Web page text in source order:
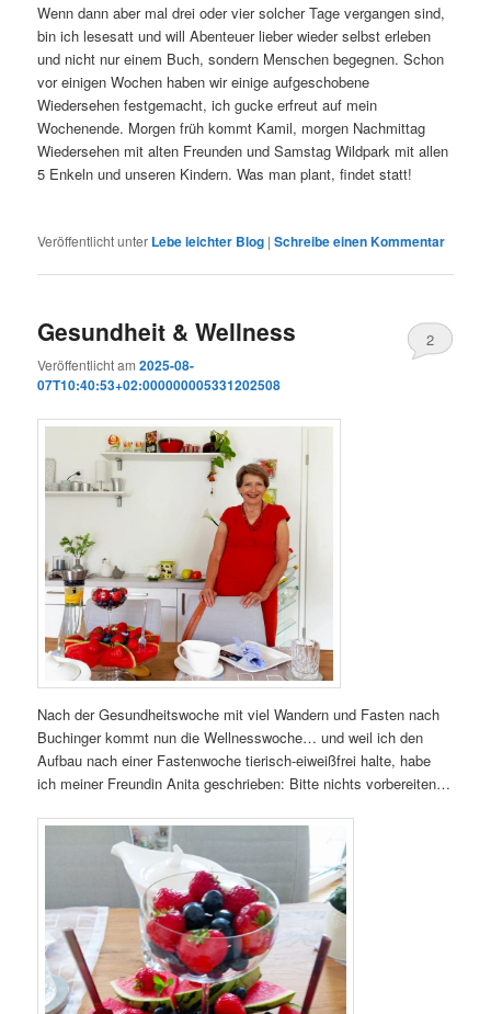
Wenn dann aber mal drei oder vier solcher Tage vergangen sind,
bin ich lesesatt und will Abenteuer lieber wieder selbst erleben
und nicht nur einem Buch, sondern Menschen begegnen. Schon
vor einigen Wochen haben wir einige aufgeschobene
Wiedersehen festgemacht, ich gucke erfreut auf mein
Wochenende. Morgen früh kommt Kamil, morgen Nachmittag
Wiedersehen mit alten Freunden und Samstag Wildpark mit allen
5 Enkeln und unseren Kindern. Was man plant, findet statt!
Veröffentlicht unter Lebe leichter Blog |Schreibe einen Kommentar
Gesundheit & Wellness
Veröffentlicht am2025-08-
07T10:40:53+02:000000005331202508
2
Nach der Gesundheitswoche mit viel Wandern und Fasten nach
Buchinger kommt nun die Wellnesswoche… und weil ich den
Aufbau nach einer Fastenwoche tierisch-eiweißfrei halte, habe
ich meiner Freundin Anita geschrieben: Bitte nichts vorbereiten…